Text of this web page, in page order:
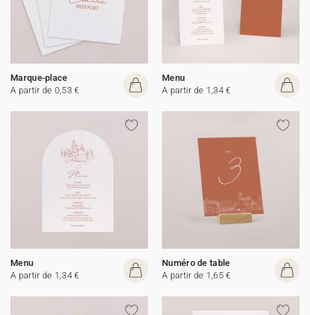
Marque-place
A partir de 0,53 €
Menu
A partir de 1,34 €
Menu
A partir de 1,34 €
Numéro de table
A partir de 1,65 €